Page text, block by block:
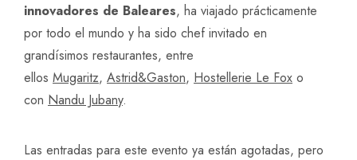
innovadores de Baleares, ha viajado prácticamente
por todo el mundo y ha sido chef invitado en
grandísimos restaurantes, entre
ellos Mugaritz, Astrid&Gaston, Hostellerie Le Fox o
con Nandu Jubany.
Las entradas para este evento ya están agotadas, pero